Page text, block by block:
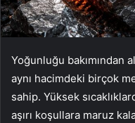
Yoğunluğu bakımından
aynı hacimdeki birçok
sahip. Yüksek
aşırı koşullara maruz